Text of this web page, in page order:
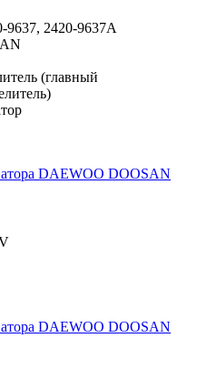
9637, 2420-9637A
(главный